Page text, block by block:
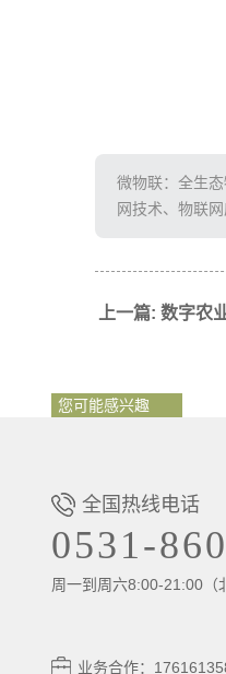
微物联：全生
网技术、物联
您可能感兴趣
全国热线电话
0531-
周一到周六8:00-21:00（
业务合作：